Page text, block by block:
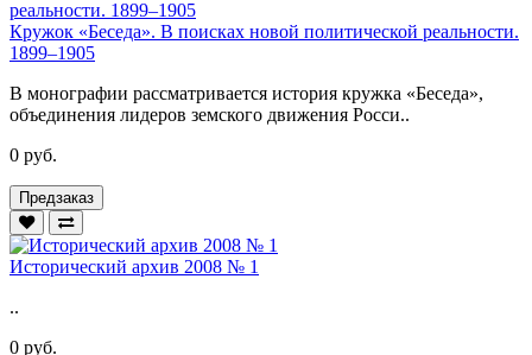
Кружок «Беседа». В поисках новой политической реальности.
1899–1905
В монографии рассматривается история кружка «Беседа»,
объединения лидеров земского движения Росси..
0 руб.
Предзаказ
Исторический архив 2008 № 1
..
0 руб.